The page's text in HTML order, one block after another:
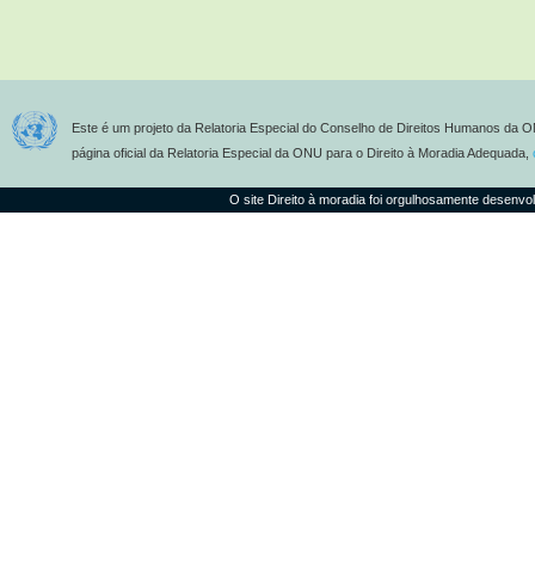
Este é um projeto da Relatoria Especial do Conselho de Direitos Humanos da
página oficial da Relatoria Especial da ONU para o Direito à Moradia Adequada,
O site Direito à moradia foi orgulhosamente